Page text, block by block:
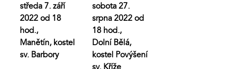
středa 7. září
2022 od 18
hod.,
Manětín, kostel
sv. Barbory
sobota 27.
srpna 2022 od
18 hod.,
Dolní Bělá,
kostel Povýšení